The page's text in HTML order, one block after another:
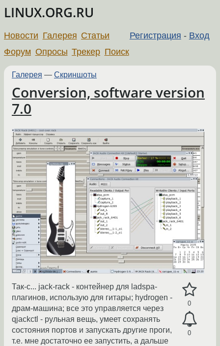
LINUX.ORG.RU
Регистрация - Вход
Новости Галерея Статьи
Форум Опросы Трекер Поиск
Галерея — Скриншоты
Conversion, software version
7.0
0
0
Так-с... jack-rack - контейнер для ladspa-
плагинов, использую для гитары; hydrogen -
драм-машина; все это управляется через
qjackctl - рульная вещь, умеет сохранять
состояния портов и запускать другие проги,
т.е. мне достаточно ее запустить, а дальше